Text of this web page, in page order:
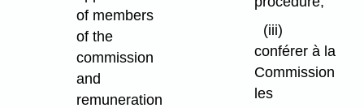
of members
of the
commission
and
remuneration
(iii)
conférer à la
Commission
les